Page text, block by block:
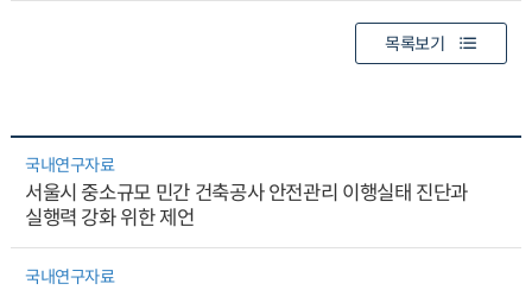
목록보기
국내연구자료
서울시 중소규모 민간 건축공사 안전관리 이행실태 진단과
실행력 강화 위한 제언
국내연구자료